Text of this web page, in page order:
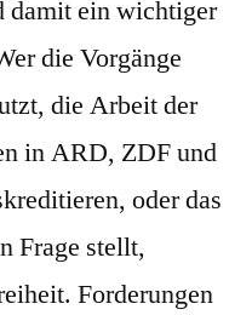
damit ein wichtiger
die Vorgänge
die Arbeit der
in ARD, ZDF und
oder das
Frage stellt,
Forderungen